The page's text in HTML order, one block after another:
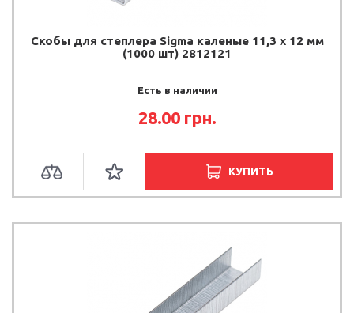
Скобы для степлера Sigma каленые 11,3 х 12 мм
(1000 шт) 2812121
Есть в наличии
28.00 грн.
КУПИТЬ